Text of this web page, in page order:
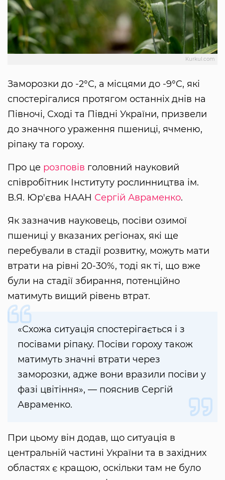
Kurkul.com
Заморозки до -2°C, а місцями до -9°C, які
спостерігалися протягом останніх днів на
Півночі, Сході та Півдні України, призвели
до значного ураження пшениці, ячменю,
ріпаку та гороху.
Про це розповів головний науковий
співробітник Інституту рослинництва ім.
В.Я. Юр'єва НААН Сергій Авраменко.
Як зазначив науковець, посіви озимої
пшениці у вказаних регіонах, які ще
перебували в стадії розвитку, можуть мати
втрати на рівні 20-30%, тоді як ті, що вже
були на стадії збирання, потенційно
матимуть вищий рівень втрат.
«Схожа ситуація спостерігається і з
посівами ріпаку. Посіви гороху також
матимуть значні втрати через
заморозки, адже вони вразили посіви у
фазі цвітіння», — пояснив Сергій
Авраменко.
При цьому він додав, що ситуація в
центральній частині України та в західних
областях є кращою, оскільки там не було